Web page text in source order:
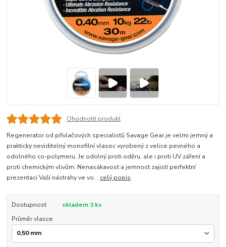
Ohodnotit produkt
Regenerator od přívlačových specialistů Savage Gear je velmi jemný a
prakticky neviditelný monofilní vlasec vyrobený z velice pevného a
odolného co-polymeru. Je odolný proti oděru, ale i proti UV záření a
proti chemickým vlivům. Nenasákavost a jemnost zajistí perfektní
prezentaci Vaší nástrahy ve vo... celý popis
Dostupnost
skladem 3 ks
Průměr vlasce